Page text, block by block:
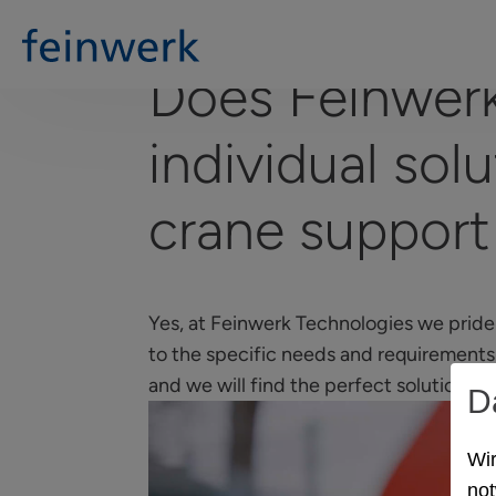
Does
individual
crane
Yes, at Feinwerk Technologies we
to the specific needs and
and we will find the perfect solution